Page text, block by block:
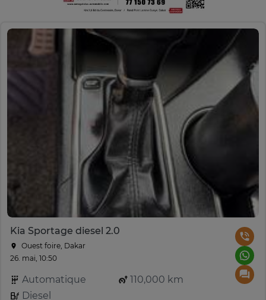
Kia Sportage diesel 2.0
Ouest foire, Dakar
26. mai, 10:50
Automatique
110,000 km
Diesel